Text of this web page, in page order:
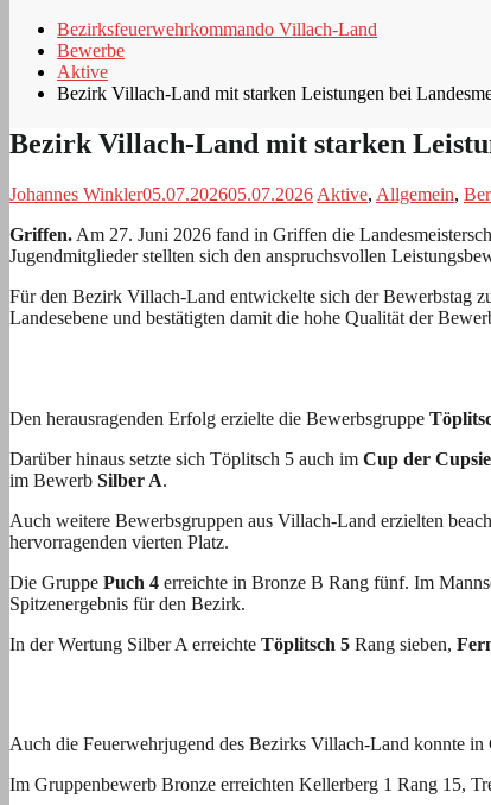
Bezirksfeuerwehrkommando Villach-Land
Bewerbe
Aktive
Bezirk Villach-Land mit starken Leistungen bei
Bezirk Villach-Land mit starken
Johannes Winkler05.07.202605.07.2026 Aktive, Allgemein,
Griffen. Am 27. Juni 2026 fand in Griffen die
Jugendmitglieder stellten sich den anspruchsvollen
Für den Bezirk Villach-Land entwickelte sich der Bewerbstag
Landesebene und bestätigten damit die hohe Qualität der
Den herausragenden Erfolg erzielte die Bewerbsgruppe
Darüber hinaus setzte sich Töplitsch 5 auch im Cup der
im Bewerb Silber A.
Auch weitere Bewerbsgruppen aus Villach-Land erzielten
hervorragenden vierten Platz.
Die Gruppe Puch 4 erreichte in Bronze B Rang fünf. Im
Spitzenergebnis für den Bezirk.
In der Wertung Silber A erreichte Töplitsch 5 Rang sieben,
Auch die Feuerwehrjugend des Bezirks Villach-Land konnte
Im Gruppenbewerb Bronze erreichten Kellerberg 1 Rang 15,